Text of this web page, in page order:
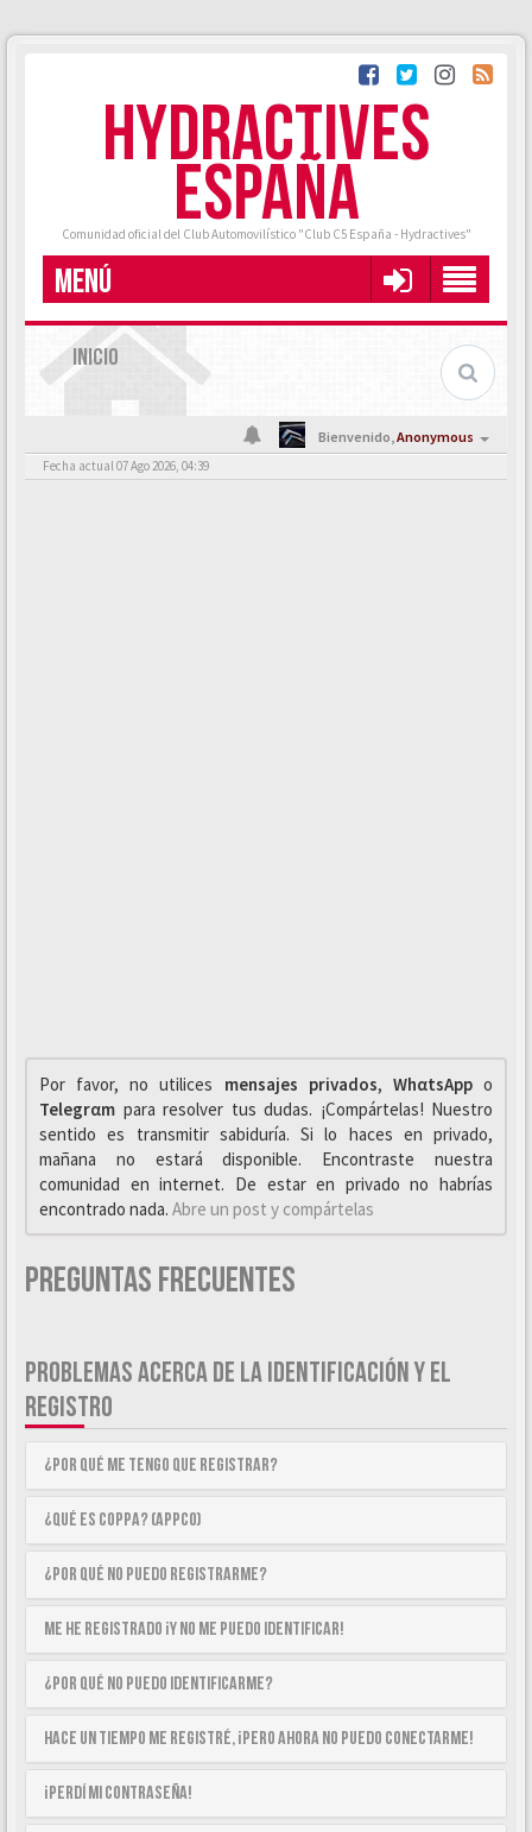
HYDRACTIVES
ESPAÑA
Comunidad oficial del Club Automovilístico "Club C5 España - Hydractives"
MENÚ
INICIO
Bienvenido,Anonymous
Fecha actual 07 Ago 2026, 04:39
Por favor, no utilices mensajes privados, WhαtsAppo
Telegrαm para resolver tus dudas. ¡Compártelas! Nuestro
sentido es transmitir sabiduría. Si lo haces en privado,
mañana no estará disponible. Encontraste nuestra
comunidad en internet. De estar en privado no habrías
encontrado nada. Abre un post y compártelas
Preguntas Frecuentes
PROBLEMAS ACERCA DE LA IDENTIFICACIÓN Y EL
REGISTRO
¿Por qué me tengo que registrar?
¿Qué es COPPA? (APPCO)
¿Por qué no puedo registrarme?
Me he registrado ¡y no me puedo identificar!
¿Por qué no puedo identificarme?
Hace un tiempo me registré, ¡pero ahora no puedo conectarme!
¡Perdí mi contraseña!